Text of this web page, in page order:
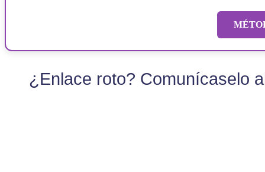
¿Enlace roto? Comunícaselo